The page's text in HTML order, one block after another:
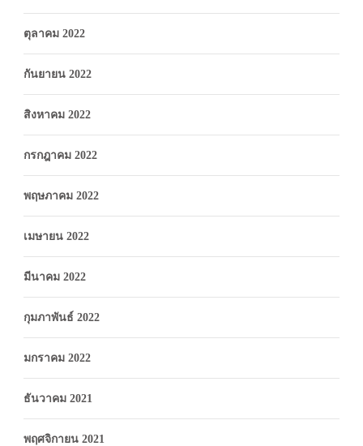
ตุลาคม 2022
กันยายน 2022
สิงหาคม 2022
กรกฎาคม 2022
พฤษภาคม 2022
เมษายน 2022
มีนาคม 2022
กุมภาพันธ์ 2022
มกราคม 2022
ธันวาคม 2021
พฤศจิกายน 2021